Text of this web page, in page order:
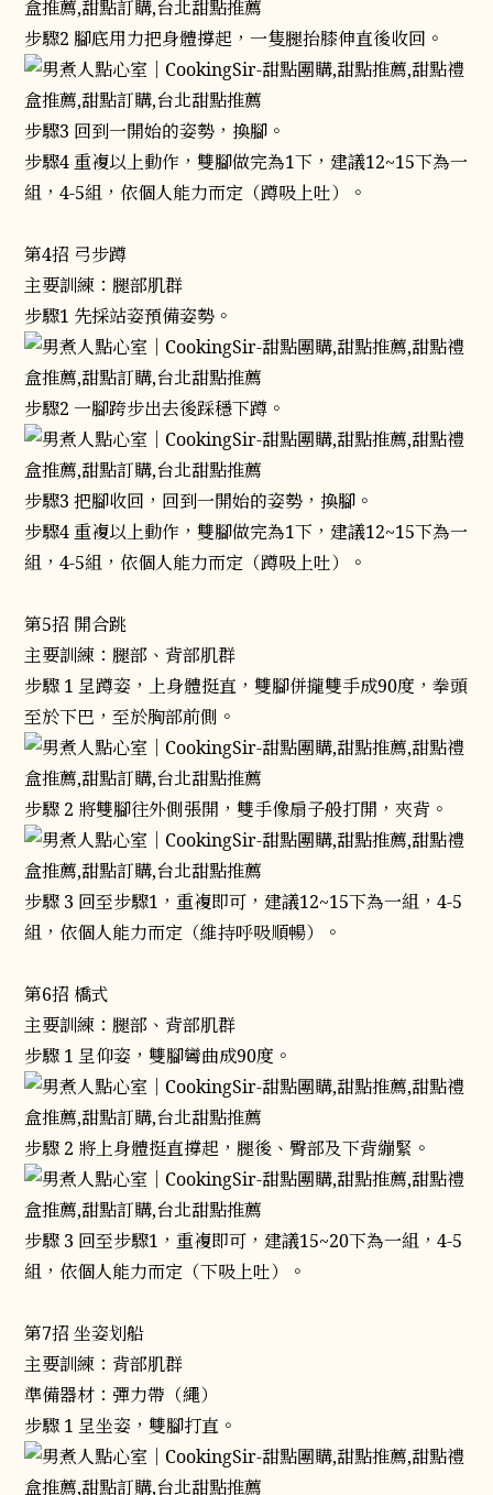
步驟2 腳底用力把身體撐起，一隻腿抬膝伸直後收回。
步驟3 回到一開始的姿勢，換腳。
步驟4 重複以上動作，雙腳做完為1下，建議12~15下為一
組，4-5組，依個人能力而定（蹲吸上吐）。
第4招 弓步蹲
主要訓練：腿部肌群
步驟1 先採站姿預備姿勢。
步驟2 一腳跨步出去後踩穩下蹲。
步驟3 把腳收回，回到一開始的姿勢，換腳。
步驟4 重複以上動作，雙腳做完為1下，建議12~15下為一
組，4-5組，依個人能力而定（蹲吸上吐）。
第5招 開合跳
主要訓練：腿部、背部肌群
步驟 1 呈蹲姿，上身體挺直，雙腳併攏雙手成90度，拳頭
至於下巴，至於胸部前側。
步驟 2 將雙腳往外側張開，雙手像扇子般打開，夾背。
步驟 3 回至步驟1，重複即可，建議12~15下為一組，4-5
組，依個人能力而定（維持呼吸順暢）。
第6招 橋式
主要訓練：腿部、背部肌群
步驟 1 呈仰姿，雙腳彎曲成90度。
步驟 2 將上身體挺直撐起，腿後、臀部及下背繃緊。
步驟 3 回至步驟1，重複即可，建議15~20下為一組，4-5
組，依個人能力而定（下吸上吐）。
第7招 坐姿划船
主要訓練：背部肌群
準備器材：彈力帶（繩）
步驟 1 呈坐姿，雙腳打直。